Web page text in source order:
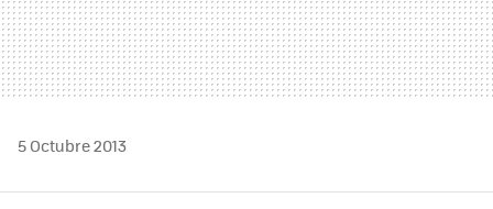
5 Octubre 2013